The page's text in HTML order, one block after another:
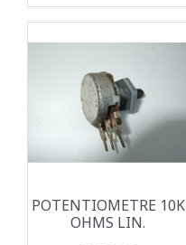
POTENTIOMETRE 10K
OHMS LIN.